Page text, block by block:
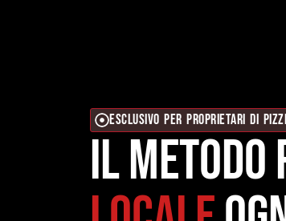
ESCLUSIVO PER PROPRIETARI DI
Il metodo